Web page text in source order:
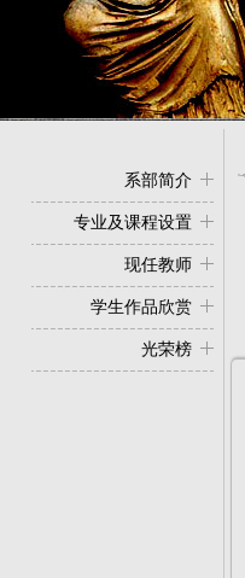
系部简介
专业及课程设置
现任教师
学生作品欣赏
光荣榜